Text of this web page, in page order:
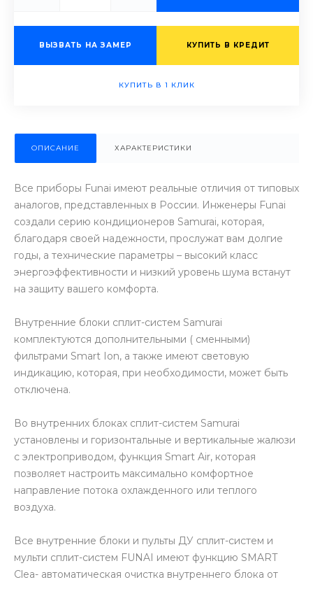
ВЫЗВАТЬ НА ЗАМЕР КУПИТЬ В КРЕДИТ
КУПИТЬ В 1 КЛИК
ОПИСАНИЕ ХАРАКТЕРИСТИКИ
Все приборы Funai имеют реальные отличия от типовых
аналогов, представленных в России. Инженеры Funai
создали серию кондиционеров Samurai, которая,
благодаря своей надежности, прослужат вам долгие
годы, а технические параметры – высокий класс
энергоэффективности и низкий уровень шума встанут
на защиту вашего комфорта.
Внутренние блоки сплит-систем Samurai
комплектуются дополнительными ( сменными)
фильтрами Smart Ion, а также имеют световую
индикацию, которая, при необходимости, может быть
отключена.
Во внутренних блоках сплит-систем Samurai
установлены и горизонтальные и вертикальные жалюзи
с электроприводом, функция Smart Air, которая
позволяет настроить максимально комфортное
направление потока охлажденного или теплого
воздуха.
Все внутренние блоки и пульты ДУ сплит-систем и
мульти сплит-систем FUNAI имеют функцию SMART
Clea- автоматическая очистка внутреннего блока от